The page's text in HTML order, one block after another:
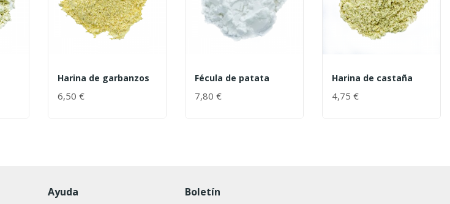
Harina de garbanzos
6,50 €
Fécula de patata
7,80 €
Harina de castaña
4,75 €
Ayuda Boletín